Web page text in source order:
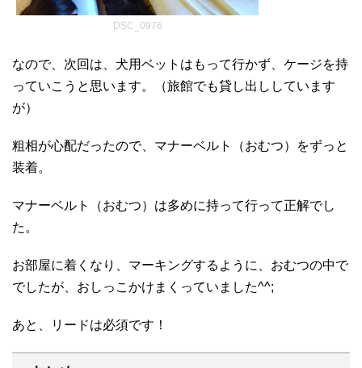
DSC_0976
なので、次回は、犬用ベットはもって行かず、ケージを持
っていこうと思います。（旅館でも貸し出ししています
が）
粗相が心配だったので、マナーベルト（おむつ）をずっと
装着。
マナーベルト（おむつ）は多めに持って行って正解でし
た。
お部屋に着くなり、マーキングするように、おむつの中で
でしたが、おしっこかけまくっていました^^;
あと、リードは必須です！